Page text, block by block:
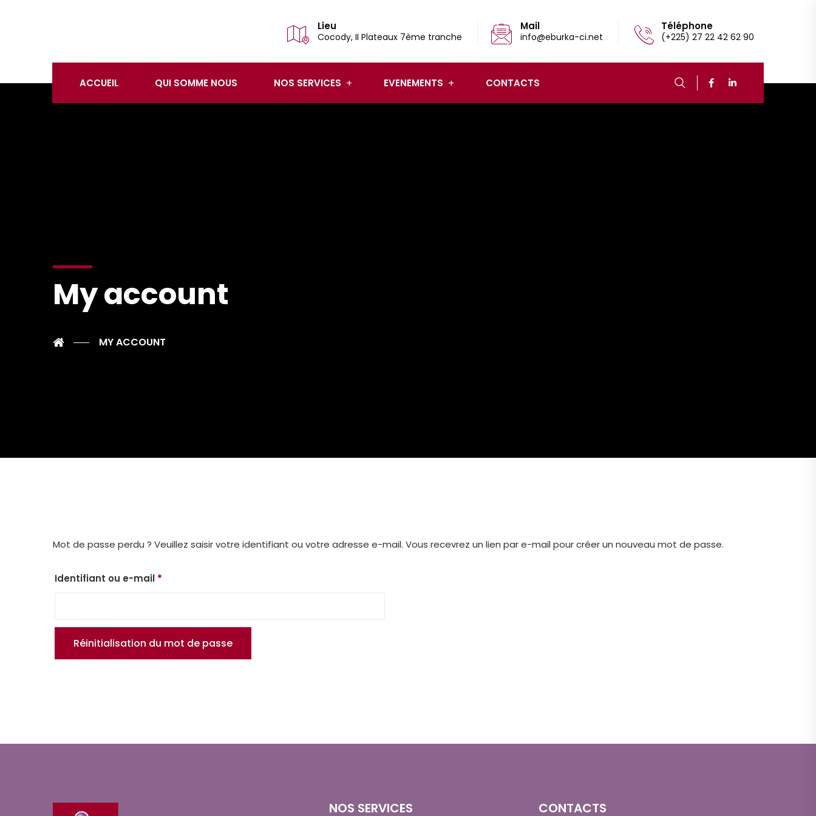
CONSEILS
Lieu
Cocody, II Plateaux 7ème tranche
Mail
info@eburka-ci.net
Téléphone
(+225) 27 22 42 62 90
ACCUEIL QUI SOMME NOUS NOS SERVICES EVENEMENTS CONTACTS
My account
MY ACCOUNT
Mot de passe perdu ? Veuillez saisir votre identifiant ou votre adresse e-mail. Vous recevrez un lien par e-mail pour créer un nouveau mot de passe.
Identifiant ou e-mail *
Réinitialisation du mot de passe
NOS SERVICES CONTACTS